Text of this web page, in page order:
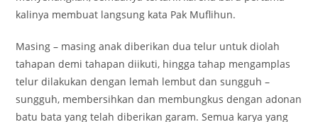
kalinya membuat langsung kata Pak Muflihun.
Masing – masing anak diberikan dua telur untuk diolah
tahapan demi tahapan diikuti, hingga tahap mengamplas
telur dilakukan dengan lemah lembut dan sungguh –
sungguh, membersihkan dan membungkus dengan adonan
batu bata yang telah diberikan garam. Semua karya yang